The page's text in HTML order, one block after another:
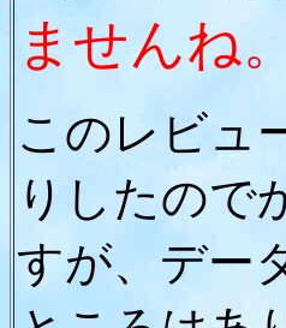
ませんね
このレビュ
りしたので
すが、デー